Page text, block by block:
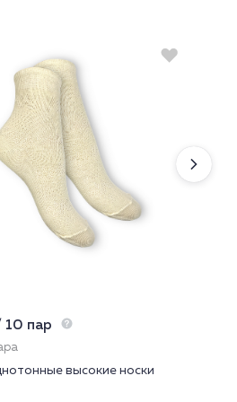
10 пар
высокие носки